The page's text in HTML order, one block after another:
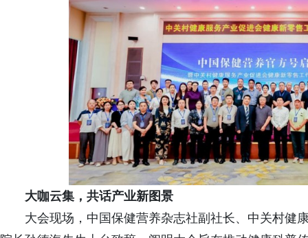
大咖云集，共话产业新图景
大会现场，中国保健营养杂志社副社长、中关村健